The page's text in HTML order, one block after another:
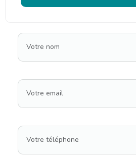
Votre nom
Votre email
Votre téléphone